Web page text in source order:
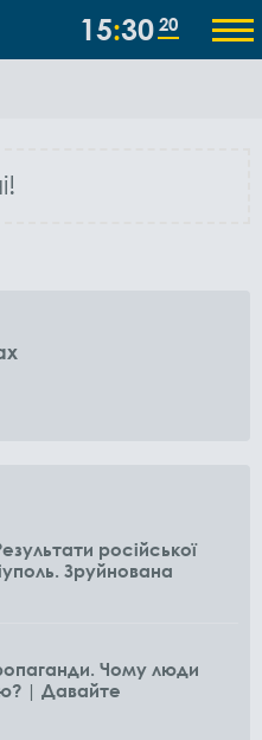
15 30 21
російської
Зруйнована
Чому люди
| Давайте